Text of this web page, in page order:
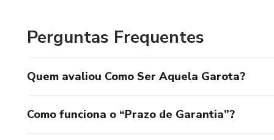
Perguntas Frequentes
Quem avaliou Como Ser Aquela Garota?
Como funciona o “Prazo de Garantia”?